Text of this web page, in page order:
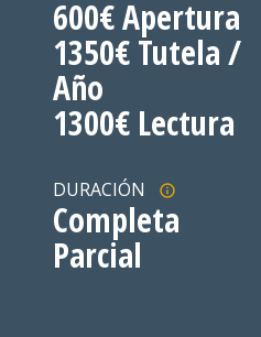
600€ Apertura
1350€ Tutela /
Año
1300€ Lectura
DURACIÓN
Completa
Parcial